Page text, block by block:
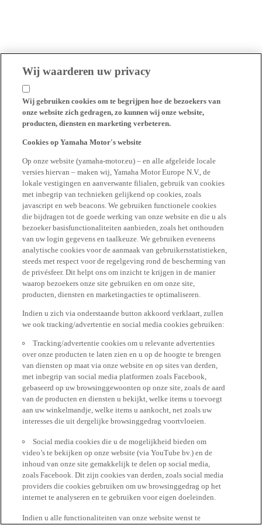
Wij waarderen uw privacy
Wij gebruiken cookies om te begrijpen hoe de bezoekers van
onze website zich gedragen, zo kunnen wij onze website,
producten, diensten en marketing verbeteren.
Cookies op Yamaha Motor's website
Op onze website (yamaha-motor.eu) – en alle afgeleide locale
versies hiervan – maken wij, Yamaha Motor Europe N.V., de
lokale vestigingen en aanverwante filialen, gebruik van cookies
met inbegrip van technieken gelijkend op cookies, zoals
javascript en web beacons. We gebruiken functionele cookies
die bijdragen tot de goede werking van onze website en die u als
bezoeker basisfunctionaliteiten aanbieden, zoals het onthouden
van uw login gegevens en taalkeuze. We gebruiken eveneens
analytische cookies voor de aanmaak van gebruikersstatistieken,
steeds met respect voor de regelgeving rond de bescherming van
de privésfeer. Dit helpt ons om inzicht te krijgen in de manier
waarop bezoekers onze site gebruiken en om onze site,
producten, diensten en marketingacties te optimaliseren.
Indien u zich via onderstaande button akkoord verklaart, zullen
we ook tracking/advertentie en social media cookies gebruiken:
Tracking/advertentie cookies om u relevante advertenties
over onze producten te laten zien en u op de hoogte te brengen
van diensten op maat via onze website en op sites van derden,
met inbegrip van social media platformen zoals Facebook,
gebaseerd op uw browsinggewoonten op onze site, zoals de aard
van de producten en diensten u bekijkt, welke items u toevoegt
aan uw winkelmandje, welke items u aankocht, net zoals uw
interesses die uit dergelijke browsinggedrag voortvloeien.
Social media cookies die u de mogelijkheid bieden om
video’s te bekijken op onze website (via YouTube bv.) en de
inhoud van onze site gemakkelijk te delen op social media,
zoals Facebook. Dit zijn cookies van derden, zoals social media
providers die cookies gebruiken om uw browsinggedrag op het
internet te analyseren en te gebruiken voor eigen doeleinden.
Indien u alle functionaliteiten van onze website wenst te